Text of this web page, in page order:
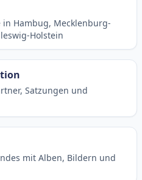
Hambug, Mecklenburg-
Holstein
Satzungen und
mit Alben, Bildern und